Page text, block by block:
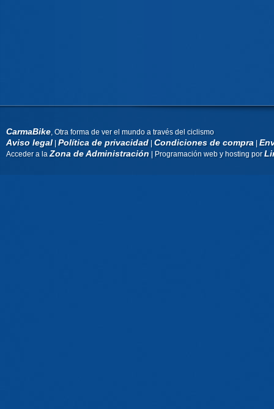
CarmaBike, Otra forma de ver el mundo a través del ciclismo
Aviso legal|Política de privacidad|Condiciones de compra|
Acceder a laZona de Administración| Programación web y hosting por